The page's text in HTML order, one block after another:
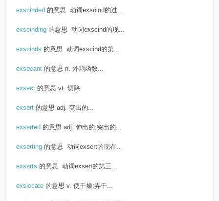
exscinded 的意思 动词exscind的过...
exscinding 的意思 动词exscind的现...
exscinds 的意思 动词exscind的第...
exsecant 的意思 n. 外割函数...
exsect 的意思 vt. 切除
exsert 的意思 adj. 突出的...
exserted 的意思 adj. 伸出的;突出的...
exserting 的意思 动词exsert的现在...
exserts 的意思 动词exsert的第三...
exsiccate 的意思 v. 使干燥;弄干...